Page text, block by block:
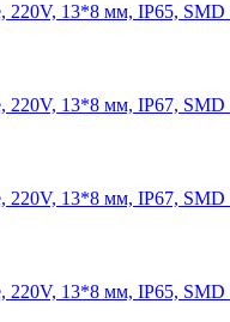
13*8 мм, IP65,
13*8 мм, IP67,
13*8 мм, IP67,
13*8 мм, IP65,